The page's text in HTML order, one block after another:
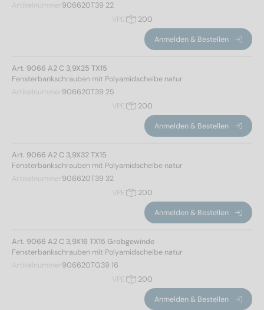
A2 (65)
Gesamtlänge
22 (13)
25 (13)
Artikelnummer 906620T39 22
VPE
200
Anmelden & Bestellen
Art. 9066 A2 C 3,9X25 TX15
Fensterbankschrauben mit Polyamidscheibe natur
Artikelnummer 906620T39 25
VPE
200
Anmelden & Bestellen
Art. 9066 A2 C 3,9X32 TX15
Fensterbankschrauben mit Polyamidscheibe natur
Artikelnummer 906620T39 32
VPE
200
Anmelden & Bestellen
Art. 9066 A2 C 3,9X16 TX15 Grobgewinde
Fensterbankschrauben mit Polyamidscheibe natur
Artikelnummer 906620TG39 16
VPE
200
Anmelden & Bestellen